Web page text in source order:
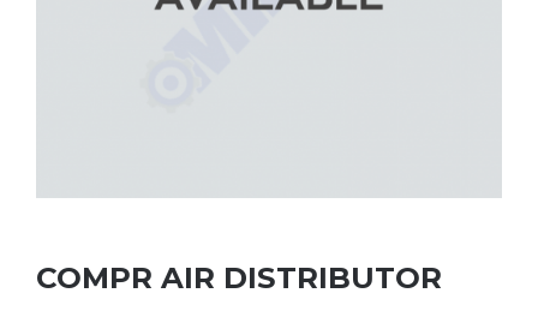
COMPR AIR DISTRIBUTOR